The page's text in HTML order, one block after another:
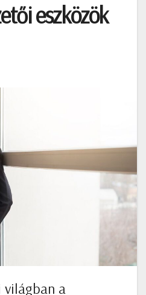
eszközök
világban a